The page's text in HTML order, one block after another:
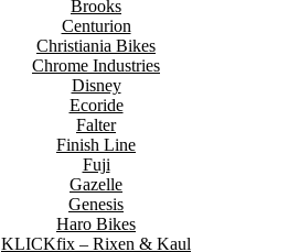
Brooks
Centurion
Christiania Bikes
Chrome Industries
Disney
Ecoride
Falter
Finish Line
Fuji
Gazelle
Genesis
Haro Bikes
KLICKfix – Rixen & Kaul